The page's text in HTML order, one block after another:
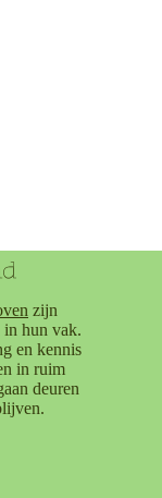
zijn
in hun vak.
en kennis
in ruim
deuren